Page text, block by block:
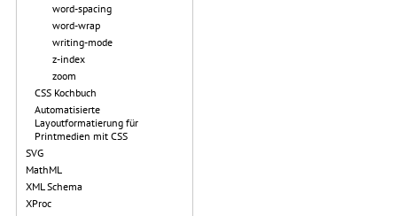
word-spacing
word-wrap
writing-mode
z-index
zoom
CSS Kochbuch
Automatisierte
Layoutformatierung für
Printmedien mit CSS
SVG
MathML
XML Schema
XProc